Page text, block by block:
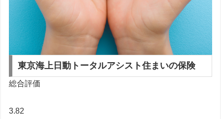
東京海上日動 トータルアシスト住まいの保険
総合評価
3.82